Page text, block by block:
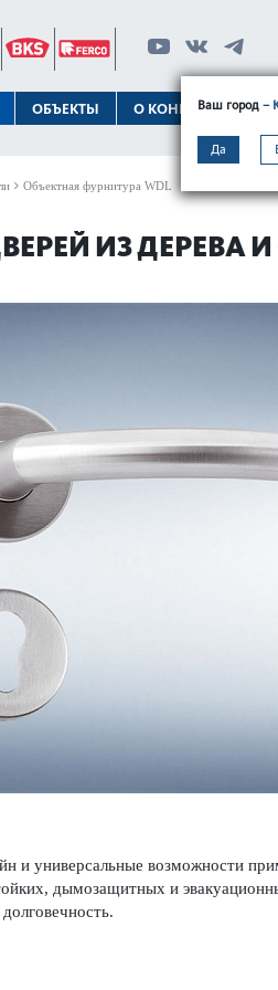
ОБЪЕКТЫ О КОНЦЕРНЕВаш город –
Да
Объектная фурнитура WDL
ИЗ ДЕРЕВА
и унив­ерсальные возможности
дымозащитных и